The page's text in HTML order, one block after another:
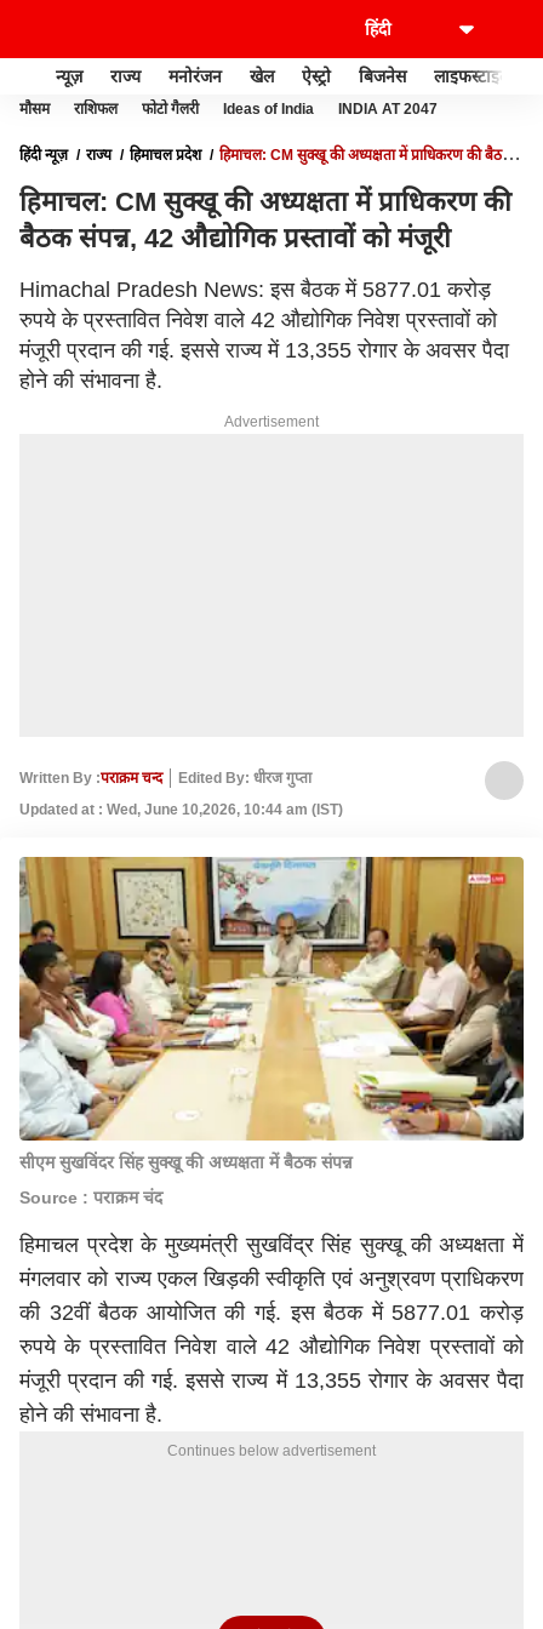
न्यूज़ राज्य मनोरंजन खेल ऐस्ट्रो बिजनेस लाइफस्टाइल
मौसम राशिफल फोटो गैलरी Ideas of India INDIA AT 2047
हिंदी न्यूज़ राज्य हिमाचल प्रदेश
हिमाचल: CM सुक्खू की अध्यक्षता में प्राधिकरण की बैठक
हिमाचल: CM सुक्खू की अध्यक्षता में प्राधिकरण की
बैठक संपन्न, 42 औद्योगिक प्रस्तावों को मंजूरी
Himachal Pradesh News: इस बैठक में 5877.01 करोड़
रुपये के प्रस्तावित निवेश वाले 42 औद्योगिक निवेश प्रस्तावों को
मंजूरी प्रदान की गई. इससे राज्य में 13,355 रोगार के अवसर पैदा
होने की संभावना है.
Advertisement
Written By :पराक्रम चन्द
Edited By: धीरज गुप्ता
Updated at : Wed, June 10,2026, 10:44 am (IST)
सीएम सुखविंदर सिंह सुक्खू की अध्यक्षता में बैठक संपन्न
Source : पराक्रम चंद
हिमाचल प्रदेश के मुख्यमंत्री सुखविंद्र सिंह सुक्खू की अध्यक्षता में
मंगलवार को राज्य एकल खिड़की स्वीकृति एवं अनुश्रवण प्राधिकरण
की 32वीं बैठक आयोजित की गई. इस बैठक में 5877.01 करोड़
रुपये के प्रस्तावित निवेश वाले 42 औद्योगिक निवेश प्रस्तावों को
मंजूरी प्रदान की गई. इससे राज्य में 13,355 रोगार के अवसर पैदा
होने की संभावना है.
Continues below advertisement